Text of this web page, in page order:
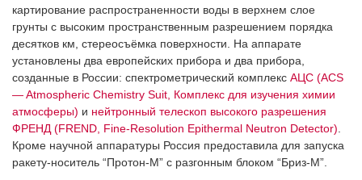
картирование распространенности воды в верхнем слое
грунты с высоким пространственным разрешением порядка
десятков км, стереосъёмка поверхности. На аппарате
установлены два европейских прибора и два прибора,
созданные в России: спектрометрический комплекс АЦС (ACS
— Atmospheric Chemistry Suit, Комплекс для изучения химии
атмосферы) и нейтронный телескоп высокого разрешения
ФРЕНД (FREND, Fine-Resolution Epithermal Neutron Detector)
Кроме научной аппаратуры Россия предоставила для запуска
ракету-носитель “Протон-М” с разгонным блоком “Бриз-М”.